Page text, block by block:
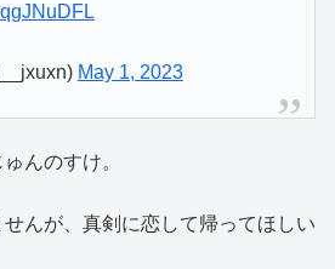
May 1, 2023
んのすけ。
んが、真剣に恋して帰ってほしい